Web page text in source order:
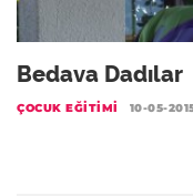
Bedava Dadılar
ÇOCUK EĞITIMI 10-05-